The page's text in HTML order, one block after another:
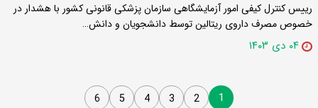
رییس کنترل کیفی امور آزمایشگاهی سازمان پزشکی قانونی کشور با هشدار در
خصوص مصرف داروی ریتالین توسط دانشجویان و دانش…
۰۴ دی ۱۴۰۳
1
2
3
4
5
6